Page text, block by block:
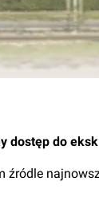
dostęp do
źródle